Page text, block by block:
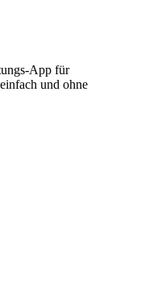
App für
und ohne